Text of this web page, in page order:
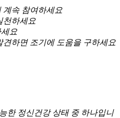
계속 참여하세요
천하세요
요
견하면 조기에 도움을 구하세요
한 정신건강 상태 중 하나입니